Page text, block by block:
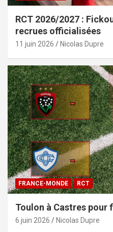
RCT 2026/2027 :
recrues officialisées
11 juin 2026 Nicolas Dupre
FRANCE-MONDE RCT
Toulon à Castres pour
6 juin 2026 Nicolas Dupre